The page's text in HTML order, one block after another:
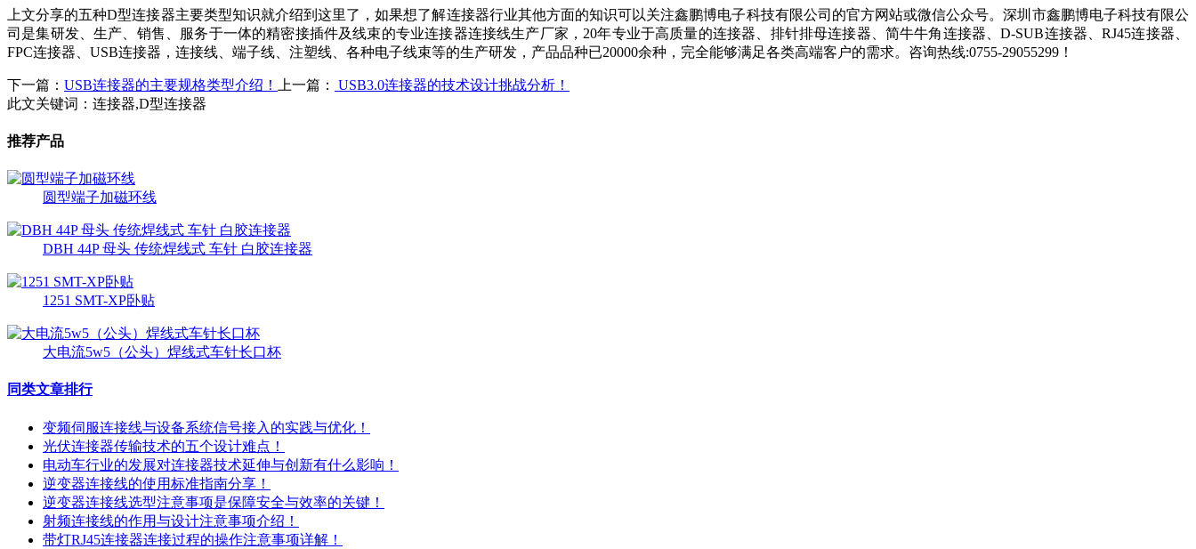
上文分享的五种D型连接器主要类型知识就介绍到这里了，如果想了解连接器行业其他方面的知识可以关注鑫鹏博电子科技有限公司的官方网站或微信公众号。深圳市鑫鹏博电子科技有限公
司是集研发、生产、销售、服务于一体的精密接插件及线束的专业连接器连接线生产厂家，20年专业于高质量的连接器、排针排母连接器、简牛牛角连接器、D-SUB连接器、RJ45连接器、
FPC连接器、USB连接器，连接线、端子线、注塑线、各种电子线束等的生产研发，产品品种已20000余种，完全能够满足各类高端客户的需求。咨询热线:0755-29055299！
下一篇： USB连接器的主要规格类型介绍！ 上一篇：
USB3.0连接器的技术设计挑战分析！
此文关键词： 连接器,D型连接器
推荐产品
圆型端子加磁环线
DBH 44P 母头 传统焊线式 车针 白胶连接器
1251 SMT-XP卧贴
大电流5w5（公头）焊线式车针长口杯
同类文章排行
变频伺服连接线与设备系统信号接入的实践与优化！
光伏连接器传输技术的五个设计难点！
电动车行业的发展对连接器技术延伸与创新有什么影响！
逆变器连接线的使用标准指南分享！
逆变器连接线选型注意事项是保障安全与效率的关键！
射频连接线的作用与设计注意事项介绍！
带灯RJ45连接器连接过程的操作注意事项详解！